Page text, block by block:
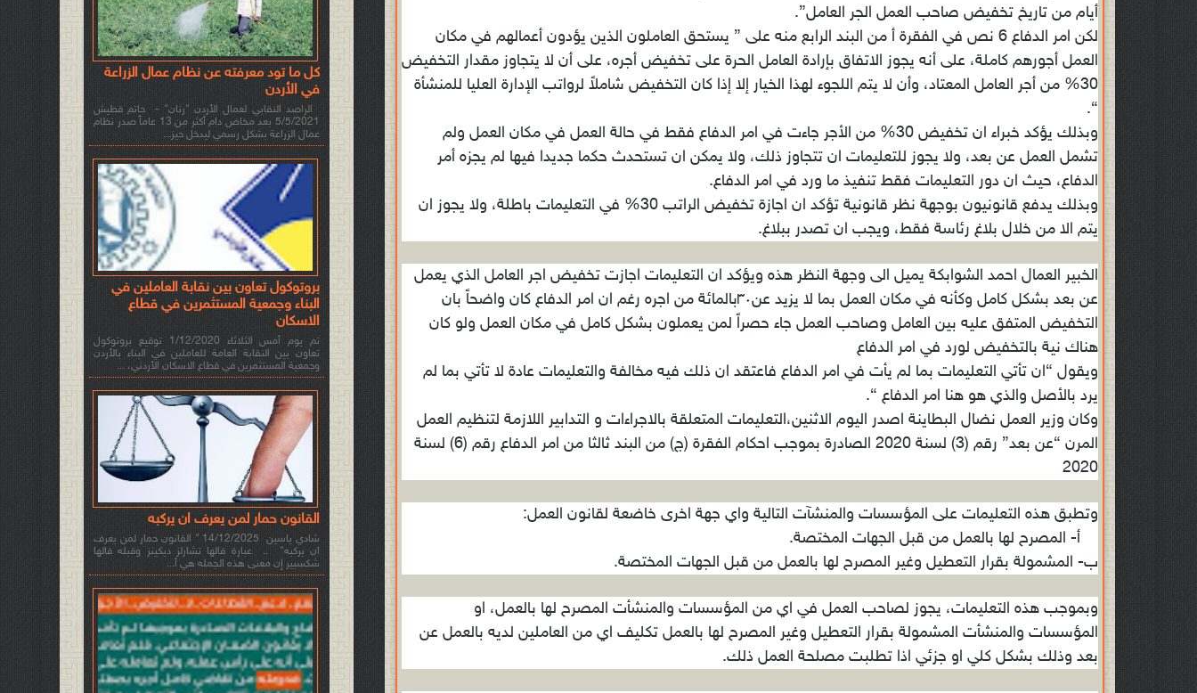
أيام من تاريخ تخفيض صاحب العمل الجر العامل”.
لكن امر الدفاع 6 نص في الفقرة أ من البند الرابع منه على ” يستحق العاملون الذين يؤدون أعمالهم في مكان
العمل أجورهم كاملة، على أنه يجوز الاتفاق بإرادة العامل الحرة على تخفيض أجره، على أن لا يتجاوز مقدار التخفيض
30% من أجر العامل المعتاد، وأن لا يتم اللجوء لهذا الخيار إلا إذا كان التخفيض شاملاً لرواتب الإدارة العليا للمنشأة
“.
وبذلك يؤكد خبراء ان تخفيض 30% من الأجر جاءت في امر الدفاع فقط في حالة العمل في مكان العمل ولم
تشمل العمل عن بعد، ولا يجوز للتعليمات ان تتجاوز ذلك، ولا يمكن ان تستحدث حكما جديدا فيها لم يجزه أمر
الدفاع، حيث ان دور التعليمات فقط تنفيذ ما ورد في امر الدفاع.
وبذلك يدفع قانونيون بوجهة نظر قانونية تؤكد ان اجازة تخفيض الراتب 30% في التعليمات باطلة، ولا يجوز ان
يتم الا من خلال بلاغ رئاسة فقط، ويجب ان تصدر ببلاغ.
الخبير العمال احمد الشوابكة يميل الى وجهة النظر هذه ويؤكد ان التعليمات اجازت تخفيض اجر العامل الذي يعمل
عن بعد بشكل كامل وكأنه في مكان العمل بما لا يزيد عن٣٠بالمائة من اجره رغم ان امر الدفاع كان واضحاً بان
التخفيض المتفق عليه بين العامل وصاحب العمل جاء حصراً لمن يعملون بشكل كامل في مكان العمل ولو كان
هناك نية بالتخفيض لورد في امر الدفاع
ويقول “ان تأتي التعليمات بما لم يأت في امر الدفاع فاعتقد ان ذلك فيه مخالفة والتعليمات عادة لا تأتي بما لم
يرد بالأصل والذي هو هنا امر الدفاع “.
وكان وزير العمل نضال البطاينة اصدر اليوم الاثنين،التعليمات المتعلقة بالاجراءات و التدابير اللازمة لتنظيم العمل
المرن “عن بعد” رقم (3) لسنة 2020 الصادرة بموجب احكام الفقرة (ج) من البند ثالثا من امر الدفاع رقم (6) لسنة
‪2020
وتطبق هذه التعليمات على المؤسسات والمنشآت التالية واي جهة اخرى خاضعة لقانون العمل:
أ- المصرح لها بالعمل من قبل الجهات المختصة.
ب- المشمولة بقرار التعطيل وغير المصرح لها بالعمل من قبل الجهات المختصة.
وبموجب هذه التعليمات، يجوز لصاحب العمل في اي من المؤسسات والمنشأت المصرح لها بالعمل، او
المؤسسات والمنشأت المشمولة بقرار التعطيل وغير المصرح لها بالعمل تكليف اي من العاملين لديه بالعمل عن
بعد وذلك بشكل كلي او جزئي اذا تطلبت مصلحة العمل ذلك.
كل ما تود معرفته عن نظام عمال الزراعة
في الأردن
الراصد النقابي لعمال الأردن "رنان" - حاتم قطيش
5/5/2021 بعد مخاض دام أكثر من 13 عاماً صدر نظام
عمال الزراعة بشكل رسمي ليدخل حيز...
بروتوكول تعاون بين نقابة العاملين في
البناء وجمعية المستثمرين في قطاع
الاسكان
تم يوم أمس الثلاثاء 1/12/2020 توقيع بروتوكول
تعاون بين النقابة العامة للعاملين في البناء بالأردن
وجمعية المستثمرين في قطاع الاسكان الأردني، ...
القانون حمار لمن يعرف ان يركبه
شادي ياسين 14/12/2025 " القانون حمار لمن يعرف
ان يركبه" .. عبارة قالها تشارلز ديكينز وقبله قالها
شكسبير إن معنى هذه الجمله هي أ...